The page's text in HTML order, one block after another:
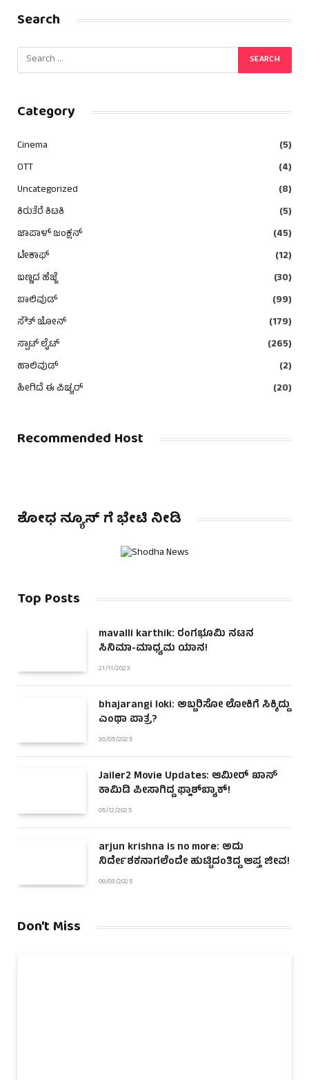
Search
Category
Cinema
(5)
OTT
(4)
Uncategorized
(8)
ಕಿರುತೆರೆ ಕಿಟಕಿ
(5)
ಜಾಪಾಳ್ ಜಂಕ್ಷನ್
(45)
ಟೇಕಾಫ್
(12)
ಬಣ್ಣದ ಹೆಜ್ಜೆ
(30)
ಬಾಲಿವುಡ್
(99)
ಸೌತ್ ಜೋನ್
(179)
ಸ್ಪಾಟ್ ಲೈಟ್
(265)
ಹಾಲಿವುಡ್
(2)
ಹೀಗಿದೆ ಈ ಪಿಚ್ಚರ್
(20)
Recommended Host
ಶೋಧ ನ್ಯೂಸ್ ಗೆ ಭೇಟಿ ನೀಡಿ
Top Posts
mavalli karthik: ರಂಗಭೂಮಿ ನಟನ
ಸಿನಿಮಾ-ಮಾಧ್ಯಮ ಯಾನ!
21/11/2023
bhajarangi loki: ಅಬ್ಬರಿಸೋ ಲೋಕಿಗೆ ಸಿಕ್ಕಿದ್ದು
ಎಂಥಾ ಪಾತ್ರ?
30/05/2025
Jailer2 Movie Updates: ಆಮೀರ್ ಖಾನ್
ಕಾಮಿಡಿ ಪೀಸಾಗಿದ್ದ ಫ್ಲಾಶ್‌ಬ್ಯಾಕ್!
05/12/2025
arjun krishna is no more: ಅದು
ನಿರ್ದೇಶಕನಾಗಲೆಂದೇ ಹುಟ್ಟಿದಂತಿದ್ದ ಆಪ್ತ ಜೀವ!
09/03/2025
Don't Miss